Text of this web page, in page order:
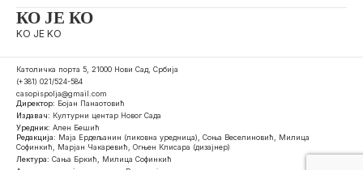
КО ЈЕ КО
KO JE KO
Католичка порта 5, 21000 Нови Сад, Србија
(+381) 021/524-584
casopispolja@gmail.com
Директор: Бојан Панаотовић
Издавач: Културни центар Новог Сада
Уредник: Ален Бешић
Редакција: Маја Ердељанин (ликовна уредница), Соња Веселиновић, Милица
Софинкић, Марјан Чакаревић, Огњен Клисара (дизајнер)
Лектура: Сања Бркић, Милица Софинкић